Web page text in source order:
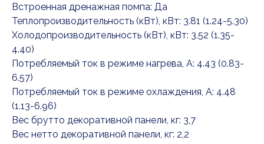
Встроенная дренажная помпа: Да
Теплопроизводительность (кВт), кВт: 3.81 (1.24-5.30)
Холодопроизводительность (кВт), кВт: 3.52 (1.35-
4.40)
Потребляемый ток в режиме нагрева, А: 4.43 (0.83-
6.57)
Потребляемый ток в режиме охлаждения, А: 4.48
(1.13-6.96)
Вес брутто декоративной панели, кг: 3,7
Вес нетто декоративной панели, кг: 2,2